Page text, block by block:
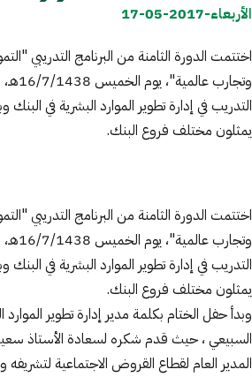
الأربعاء-2017-05-17
اختتمت الدورة الثامنة من البرنامج التدريبي
وتجارب
يمثلون مختلف فروع البنك.
اختتمت الدورة الثامنة من البرنامج التدريبي
وتجارب
يمثلون مختلف فروع البنك.
وبدأ حفل الختام بكلمة مدير إدارة تطوير الموارد
السبيعي ، حيث قدم شكره لسعادة الأستاذ
المدير العام لقطاع القروض الاجتماعية